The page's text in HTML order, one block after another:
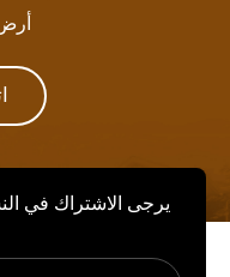
يرجى الاشتراك في